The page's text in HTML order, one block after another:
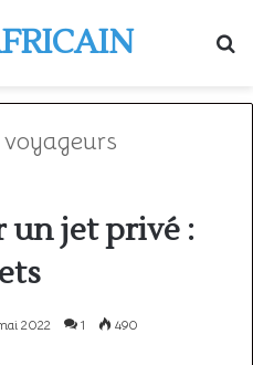
un jet privé :
2022 1 490